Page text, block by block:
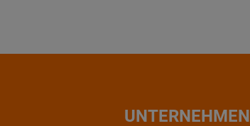
UNTERNEHMEN